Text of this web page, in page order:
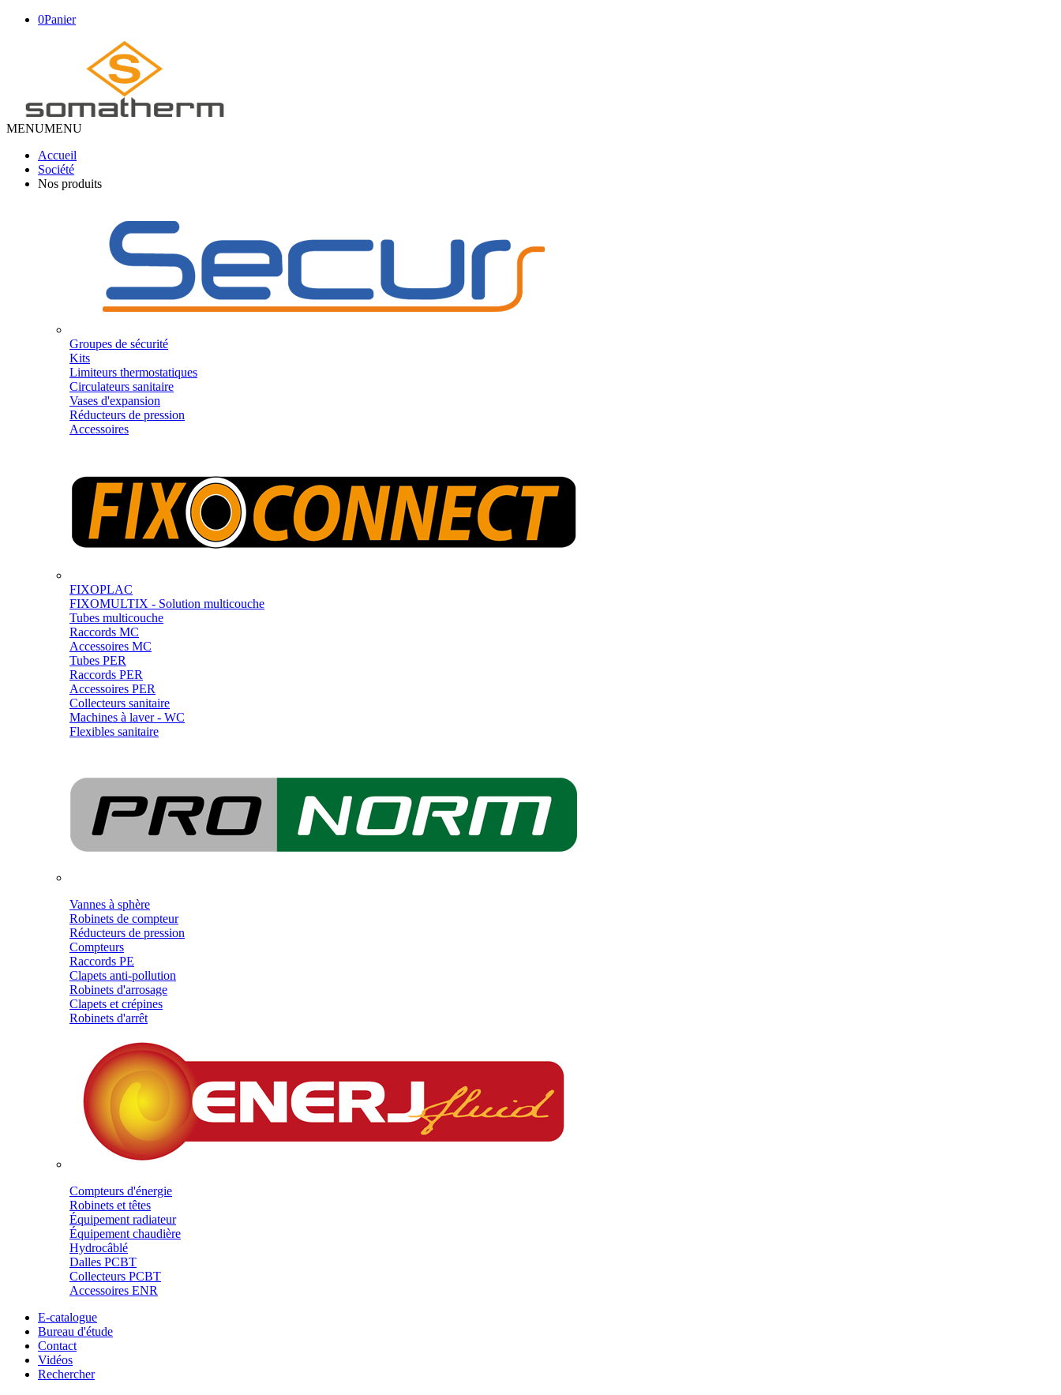
0Panier
MENUMENU
Accueil
Société
Nos produits
Groupes de sécurité
Kits
Limiteurs thermostatiques
Circulateurs sanitaire
Vases d'expansion
Réducteurs de pression
Accessoires
FIXOPLAC
FIXOMULTIX - Solution multicouche
Tubes multicouche
Raccords MC
Accessoires MC
Tubes PER
Raccords PER
Accessoires PER
Collecteurs sanitaire
Machines à laver - WC
Flexibles sanitaire
Vannes à sphère
Robinets de compteur
Réducteurs de pression
Compteurs
Raccords PE
Clapets anti-pollution
Robinets d'arrosage
Clapets et crépines
Robinets d'arrêt
Compteurs d'énergie
Robinets et têtes
Équipement radiateur
Équipement chaudière
Hydrocâblé
Dalles PCBT
Collecteurs PCBT
Accessoires ENR
E-catalogue
Bureau d'étude
Contact
Vidéos
Rechercher